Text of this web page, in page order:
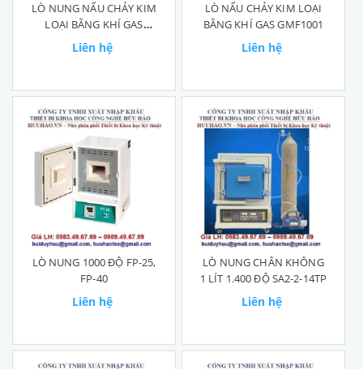
LÒ NUNG NẤU CHẢY KIM
LOẠI BẰNG KHÍ GAS
GMF1001
Liên hệ
LÒ NẤU CHẢY KIM LOẠI
BẰNG KHÍ GAS GMF1001
Liên hệ
LÒ NUNG 1000 ĐỘ FP-25,
FP-40
Liên hệ
LÒ NUNG CHÂN KHÔNG
1 LÍT 1.400 ĐỘ SA2-2-14TP
Liên hệ